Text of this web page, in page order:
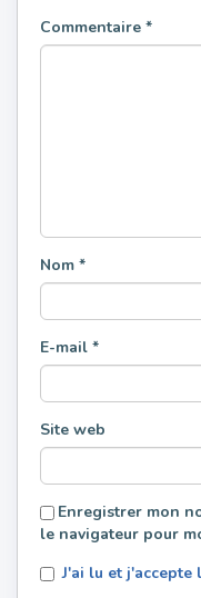
Commentaire *
Nom *
E-mail *
Site web
Enregistrer mon
le navigateur pour
J'ai lu et